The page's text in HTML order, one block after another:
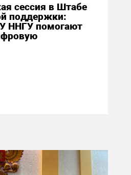
сессия в Штабе
поддержки:
ННГУ помогают